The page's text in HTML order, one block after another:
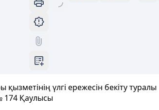
үлгі ережесін бекіту туралы
174 Қаулысы